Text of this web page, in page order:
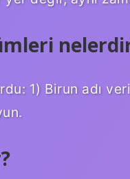
1) Birun adı